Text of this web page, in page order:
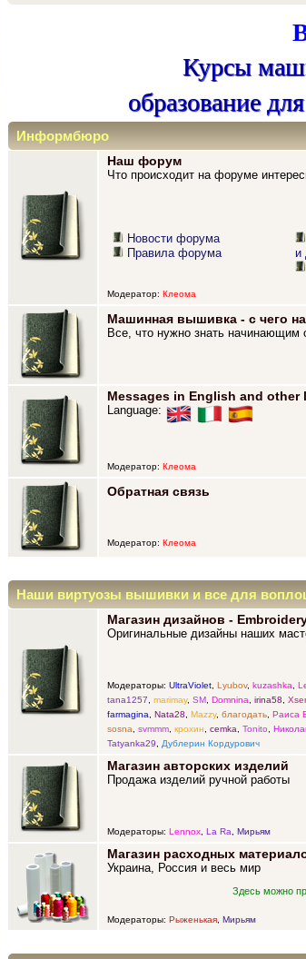
Курсы
образование
Информбюро
Наш форум
Что происходит на форуме
Новости форума
Правила форума
и
Модератор: Клеома
Машинная вышивка - с чего
Все, что нужно знать
Messages in English and other
Language:
Модератор: Клеома
Обратная связь
Модератор: Клеома
Наши виртуозы вышивки и все для
Магазин дизайнов -
Оригинальные дизайны наших
Модераторы: UltraViolet, Lyubov, kuzashka,
tana1257, marimay, SM, Domnina, irina58,
farmagina, Nata28, Mazzy, благодать, Раиса
sosna, svmmm, крохин, cemka, Tonito,
Tatyanka29, Дублерин Кордурович
Магазин авторских изделий
Продажа изделий ручной работы
Модераторы: Lennox, La Ra, Мирьям
Магазин расходных
Украина, Россия и весь мир
Здесь можно
Модераторы: Рыженькая, Мирьям